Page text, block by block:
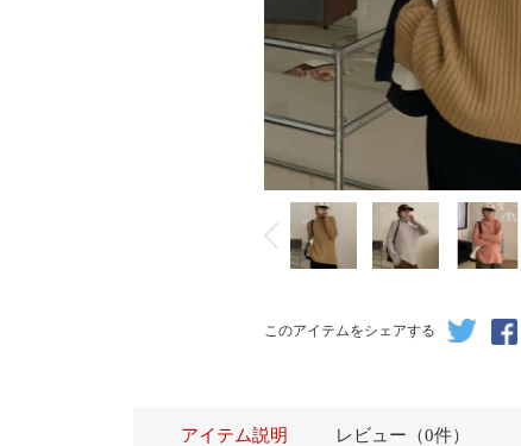
このアイテムをシェアする
アイテム説明 レビュー（0件）